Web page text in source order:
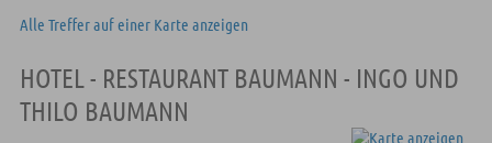
Alle Treffer auf einer Karte anzeigen
HOTEL - RESTAURANT BAUMANN - INGO UND
THILO BAUMANN